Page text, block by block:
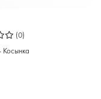
(0)
Косынка